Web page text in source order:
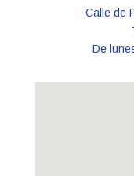
Calle de
De